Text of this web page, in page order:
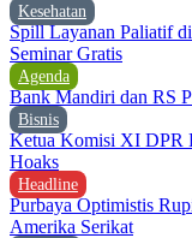
Kesehatan
Spill Layanan Paliatif
Seminar Gratis
Agenda
Bank Mandiri dan RS
Bisnis
Ketua Komisi XI DPR
Hoaks
Headline
Purbaya Optimistis
Amerika Serikat